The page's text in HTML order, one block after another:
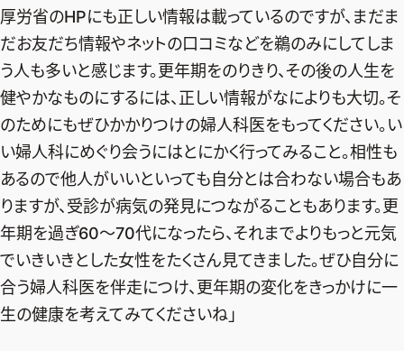
厚労省のHPにも正しい情報は載っているのですが、まだま
だお友だち情報やネットの口コミなどを鵜のみにしてしま
う人も多いと感じます。更年期をのりきり、その後の人生を
健やかなものにするには、正しい情報がなによりも大切。そ
のためにもぜひかかりつけの婦人科医をもってください。い
い婦人科にめぐり会うにはとにかく行ってみること。相性も
あるので他人がいいといっても自分とは合わない場合もあ
りますが、受診が病気の発見につながることもあります。更
年期を過ぎ60～70代になったら、それまでよりもっと元気
でいきいきとした女性をたくさん見てきました。ぜひ自分に
合う婦人科医を伴走につけ、更年期の変化をきっかけに一
生の健康を考えてみてくださいね」